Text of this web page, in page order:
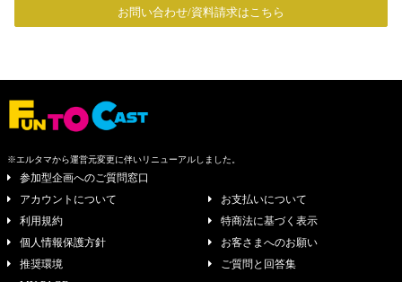
お問い合わせ/資料請求はこちら
※エルタマから運営元変更に伴いリニューアルしました。
参加型企画へのご質問窓口
アカウントについて
お支払いについて
利用規約
特商法に基づく表示
個人情報保護方針
お客さまへのお願い
推奨環境
ご質問と回答集